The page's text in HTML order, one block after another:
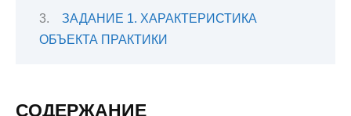
ЗАДАНИЕ 1. ХАРАКТЕРИСТИКА
ОБЪЕКТА ПРАКТИКИ
СОДЕРЖАНИЕ